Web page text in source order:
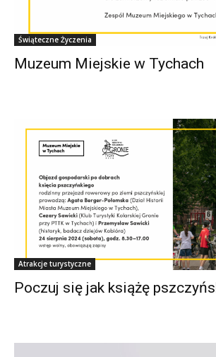
Świąteczne Życzenia
Muzeum Miejskie w Tychach
Atrakcje turystyczne
Poczuj się jak książę